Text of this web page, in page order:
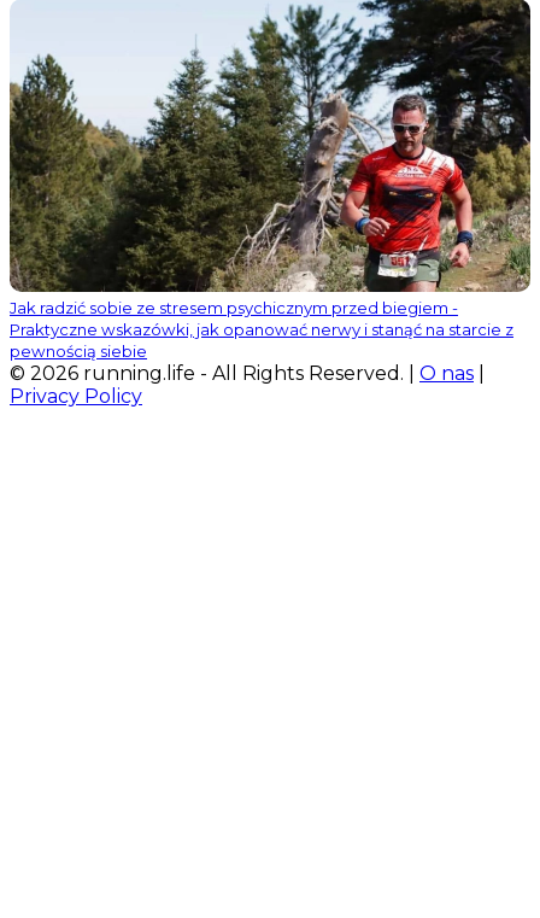
Jak radzić sobie ze stresem psychicznym przed biegiem -
Praktyczne wskazówki, jak opanować nerwy i stanąć na starcie z
pewnością siebie
© 2026 running.life - All Rights Reserved. | O nas
Privacy Policy